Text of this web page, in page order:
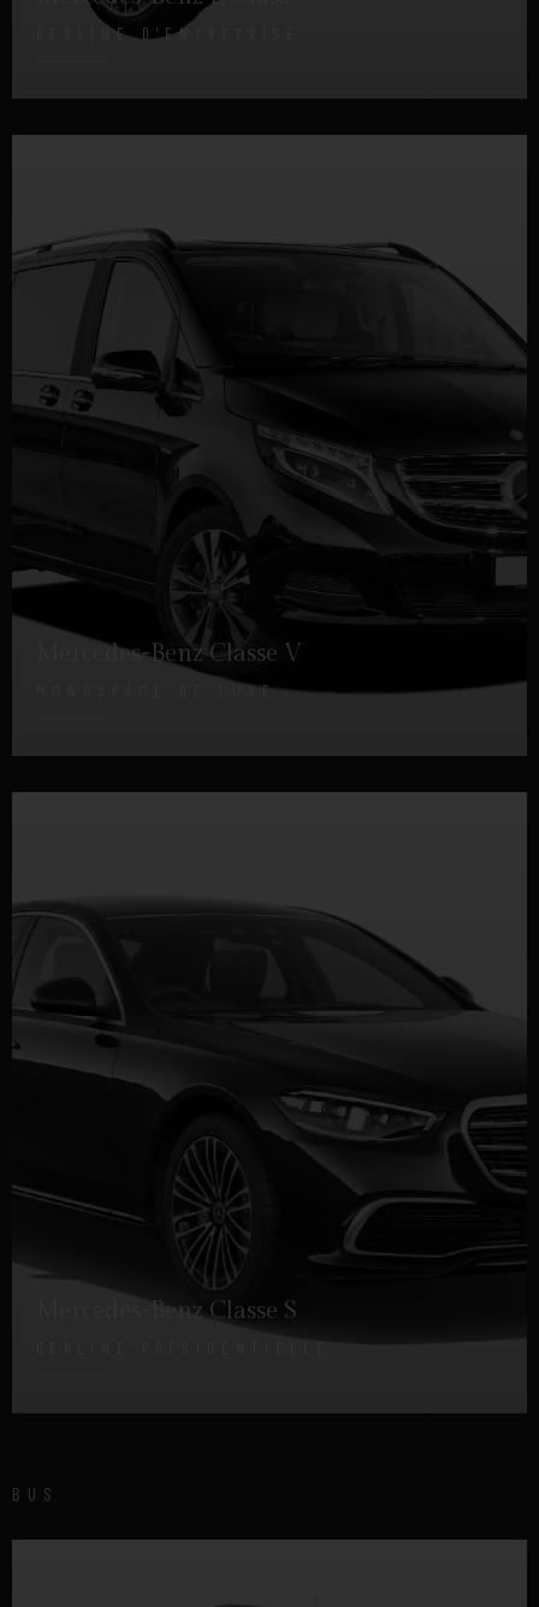
BERLINE D'ENTREPRISE
DÉTAILS
Mercedes-Benz Classe V
MONOSPACE DE LUXE
DÉTAILS
Mercedes-Benz Classe S
BERLINE PRÉSIDENTIELLE
DÉTAILS
BUS